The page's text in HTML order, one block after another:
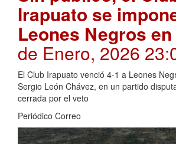
Irapuato se
Leones Negros
de Enero, 2026
El Club Irapuato venció 4-1 a Leones
Sergio León Chávez, en un partido
cerrada por el veto
Periódico Correo